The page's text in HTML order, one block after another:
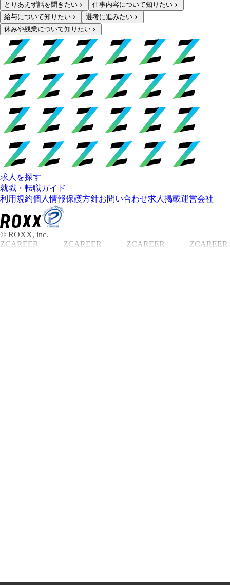
とりあえず話を聞きたい
仕事内容について知りたい
給与について知りたい
選考に進みたい
休みや残業について知りたい
求人を探す
就職・転職ガイド
利用規約個人情報保護方針お問い合わせ求人掲載運営会社
© ROXX, inc.
ZCAREER
ZCAREER ZCAREER ZCAREER